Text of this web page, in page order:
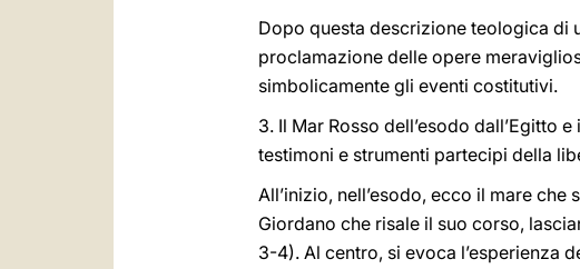
Dopo questa descrizione teologica di
proclamazione delle opere
simbolicamente gli eventi costitutivi.
3. Il Mar Rosso dell’esodo dall’Egitto
testimoni e strumenti partecipi della
All’inizio, nell’esodo, ecco il mare
Giordano che risale il suo corso,
3-4). Al centro, si evoca l’esperienza